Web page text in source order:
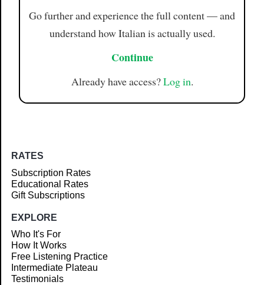
Go further and experience the full content — and
understand how Italian is actually used.
Continue
Already have access?Log in.
RATES
Subscription Rates
Educational Rates
Gift Subscriptions
EXPLORE
Who It's For
How It Works
Free Listening Practice
Intermediate Plateau
Testimonials